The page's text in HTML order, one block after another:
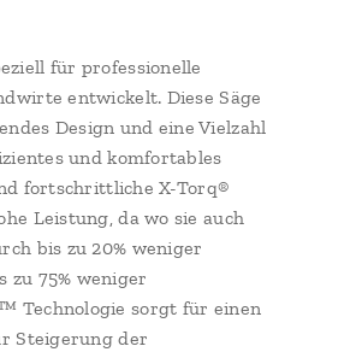
für professionelle
entwickelt. Diese Säge
Design und eine Vielzahl
und komfortables
fortschrittliche X-Torq®
Leistung, da wo sie auch
bis zu 20% weniger
75% weniger
Technologie sorgt für einen
Steigerung der